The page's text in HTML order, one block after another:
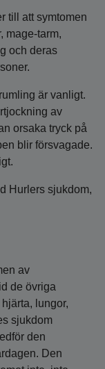
till att symtomen
mage-tarm,
och deras
är vanligt.
av
orsaka tryck på
blir försvagade.
Hurlers sjukdom,
av
de övriga
lungor,
sjukdom
den
Den